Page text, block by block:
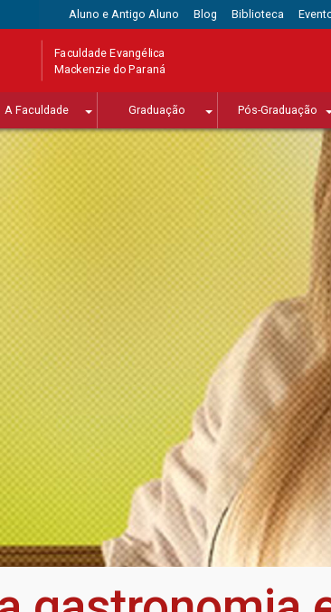
Aluno e Antigo Aluno Blog Biblioteca
Faculdade Evangélica
Mackenzie do Paraná
A Faculdade Graduação Pós-Graduação